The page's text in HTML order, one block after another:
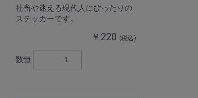
社畜や迷える現代人にぴったりの
ステッカーです。
￥220 (税込)
数量